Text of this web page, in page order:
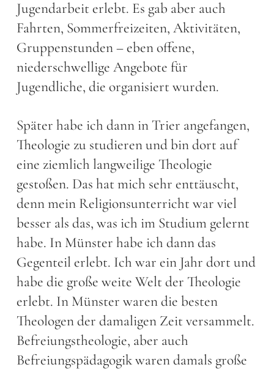
Jugendarbeit erlebt. Es gab aber auch
Fahrten, Sommerfreizeiten, Aktivitäten,
Gruppenstunden – eben offene,
niederschwellige Angebote für
Jugendliche, die organisiert wurden.
Später habe ich dann in Trier angefangen,
Theologie zu studieren und bin dort auf
eine ziemlich langweilige Theologie
gestoßen. Das hat mich sehr enttäuscht,
denn mein Religionsunterricht war viel
besser als das, was ich im Studium gelernt
habe. In Münster habe ich dann das
Gegenteil erlebt. Ich war ein Jahr dort und
habe die große weite Welt der Theologie
erlebt. In Münster waren die besten
Theologen der damaligen Zeit versammelt.
Befreiungstheologie, aber auch
Befreiungspädagogik waren damals große